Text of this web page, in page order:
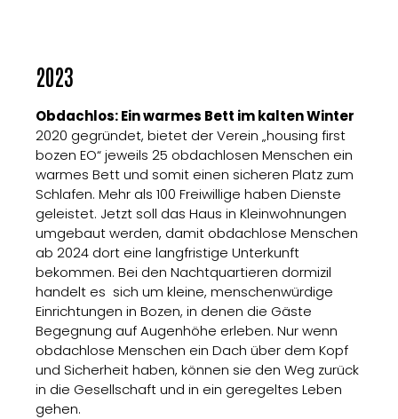
2023
Obdachlos: Ein warmes Bett im kalten Winter
2020 gegründet, bietet der Verein „housing first
bozen EO“ jeweils 25 obdachlosen Menschen ein
warmes Bett und somit einen sicheren Platz zum
Schlafen. Mehr als 100 Freiwillige haben Dienste
geleistet. Jetzt soll das Haus in Kleinwohnungen
umgebaut werden, damit obdachlose Menschen
ab 2024 dort eine langfristige Unterkunft
bekommen. Bei den Nachtquartieren dormizil
handelt es sich um kleine, menschenwürdige
Einrichtungen in Bozen, in denen die Gäste
Begegnung auf Augenhöhe erleben. Nur wenn
obdachlose Menschen ein Dach über dem Kopf
und Sicherheit haben, können sie den Weg zurück
in die Gesellschaft und in ein geregeltes Leben
gehen.